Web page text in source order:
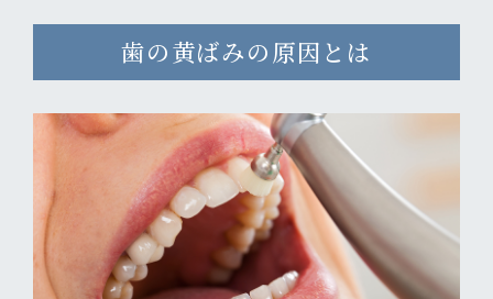
歯の黄ばみの原因とは